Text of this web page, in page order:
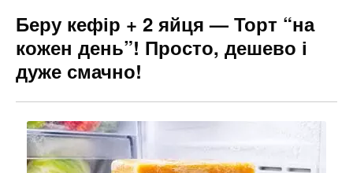
Беру кефір + 2 яйця — Торт “на
кожен день”! Просто, дешево і
дуже смачно!